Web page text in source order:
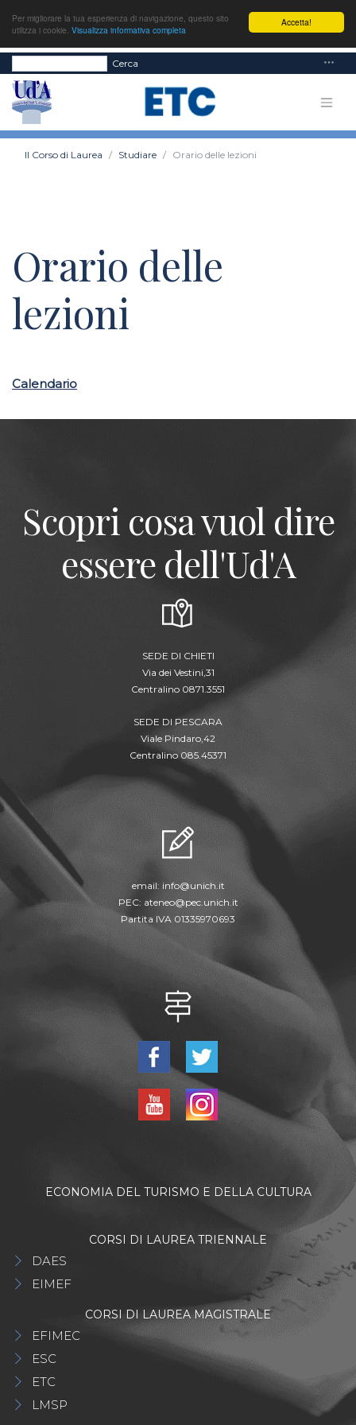
Accetta!
Per migliorare la tua esperienza di navigazione, questo sito
utilizza i cookie. Visualizza informativa completa
Cerca
Il Corso di Laurea Studiare Orario delle lezioni
Orario delle
lezioni
Calendario
Scopri cosa vuol dire
essere dell'Ud'A
SEDE DI CHIETI
Via dei Vestini,31
Centralino 0871.3551
SEDE DI PESCARA
Viale Pindaro,42
Centralino 085.45371
email: info@unich.it
PEC: ateneo@pec.unich.it
Partita IVA 01335970693
ECONOMIA DEL TURISMO E DELLA CULTURA
CORSI DI LAUREA TRIENNALE
DAES
EIMEF
CORSI DI LAUREA MAGISTRALE
EFIMEC
ESC
ETC
LMSP